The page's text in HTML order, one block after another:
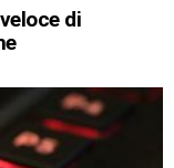
di